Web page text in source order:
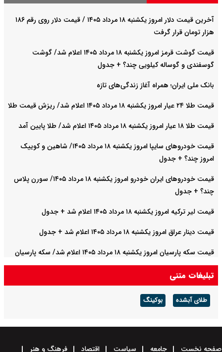
آخرین قیمت دلار امروز یکشنبه ۱۸ مرداد ۱۴۰۵ / قیمت دلار روی رقم ۱۸۶
هزار تومان قرار گرفت
قیمت گوشت قرمز امروز یکشنبه ۱۸ مرداد ۱۴۰۵ اعلام شد/ گوشت
گوسفندی و گوساله کیلویی چند؟ + جدول
بانک ملی ایران؛ همراه آغاز زندگی‌های تازه
قیمت طلا ۲۴ عیار امروز یکشنبه ۱۸ مرداد ۱۴۰۵ اعلام شد/ ریزش قیمت طلا
قیمت طلا ۱۸ عیار امروز یکشنبه ۱۸ مرداد ۱۴۰۵ اعلام شد/ طلا پایین آمد
قیمت خودرو‌های سایپا امروز یکشنبه ۱۸ مرداد ۱۴۰۵/ شاهین و کوییک
امروز چند؟ + جدول
قیمت خودرو‌های ایران خودرو امروز یکشنبه ۱۸ مرداد ۱۴۰۵/ سورن پلاس
چند؟ + جدول
قیمت لیر ترکیه امروز یکشنبه ۱۸ مرداد ۱۴۰۵ اعلام شد + جدول
قیمت دینار عراق امروز یکشنبه ۱۸ مرداد ۱۴۰۵ اعلام شد + جدول
قیمت سکه پارسیان امروز یکشنبه ۱۸ مرداد ۱۴۰۵ اعلام شد/ سکه پارسیان
۱۰۰ سوتی چند؟ + جدول
تبلیغات متنی
طلای آبشده بوکینگ
صفحه نخست جامعه سیاست اقتصاد فرهنگ و هنر